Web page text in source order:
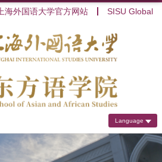
上海外国语大学官方网站 SISU Global
Language